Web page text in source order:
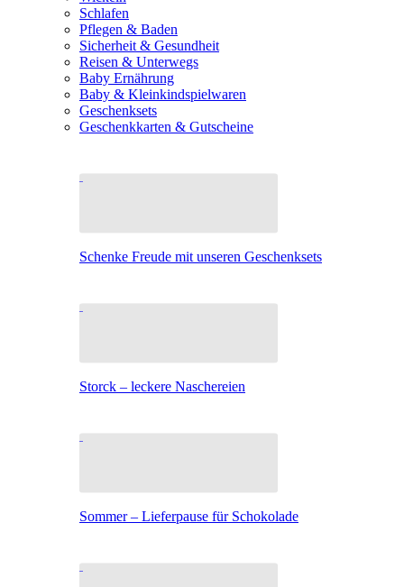
Schlafen
Pflegen & Baden
Sicherheit & Gesundheit
Reisen & Unterwegs
Baby Ernährung
Baby & Kleinkindspielwaren
Geschenksets
Geschenkkarten & Gutscheine
Schenke Freude mit unseren Geschenksets
Storck – leckere Naschereien
Sommer – Lieferpause für Schokolade